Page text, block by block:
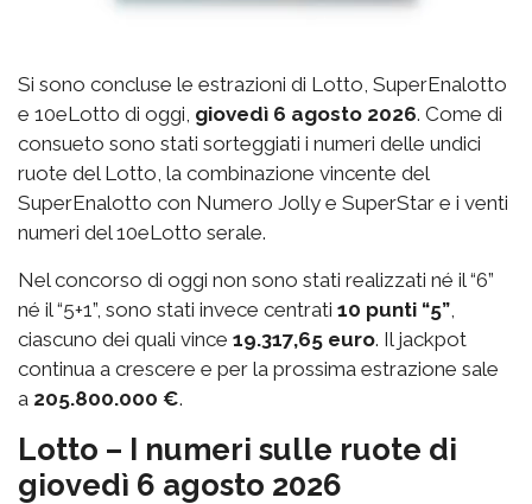
Si sono concluse le estrazioni di Lotto, SuperEnalotto
e 10eLotto di oggi, giovedì 6 agosto 2026. Come di
consueto sono stati sorteggiati i numeri delle undici
ruote del Lotto, la combinazione vincente del
SuperEnalotto con Numero Jolly e SuperStar e i venti
numeri del 10eLotto serale.
Nel concorso di oggi non sono stati realizzati né il “6”
né il “5+1”, sono stati invece centrati 10 punti “5”
ciascuno dei quali vince 19.317,65 euro. Il jackpot
continua a crescere e per la prossima estrazione sale
a 205.800.000 €.
Lotto – I numeri sulle ruote di
giovedì 6 agosto 2026